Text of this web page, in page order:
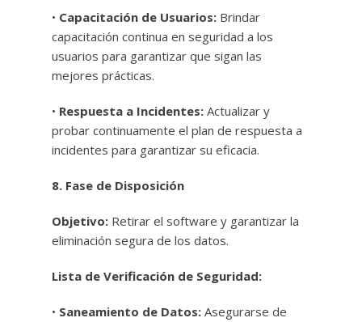
• Capacitación de Usuarios: Brindar
capacitación continua en seguridad a los
usuarios para garantizar que sigan las
mejores prácticas.
• Respuesta a Incidentes: Actualizar y
probar continuamente el plan de respuesta a
incidentes para garantizar su eficacia.
8. Fase de Disposición
Objetivo: Retirar el software y garantizar la
eliminación segura de los datos.
Lista de Verificación de Seguridad:
• Saneamiento de Datos: Asegurarse de